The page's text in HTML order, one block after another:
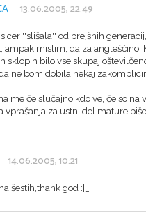
13.06.2005, 22:49
sicer ''slišala'' od prejšnih
ampak mislim, da za angleščino.
sklopih bilo vse skupaj
ne bom dobila nekaj
me če slučajno kdo ve, če so
vprašanja za ustni del mature
14.06.2005, 10:21
šestih,thank god :|_